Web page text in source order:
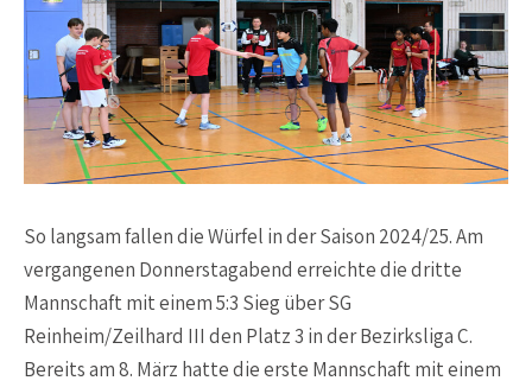
So langsam fallen die Würfel in der Saison 2024/25. Am
vergangenen Donnerstagabend erreichte die dritte
Mannschaft mit einem 5:3 Sieg über SG
Reinheim/Zeilhard III den Platz 3 in der Bezirksliga C.
Bereits am 8. März hatte die erste Mannschaft mit einem